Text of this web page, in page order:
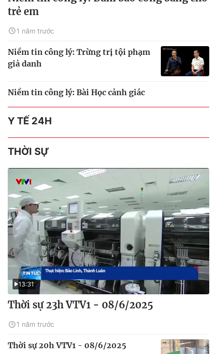
trẻ em
1 năm trước
Niềm tin công lý: Trừng trị tội phạm
giả danh
Niềm tin công lý: Bài Học cảnh giác
Y TẾ 24H
THỜI SỰ
13:31
Thời sự 23h VTV1 - 08/6/2025
1 năm trước
Thời sự 20h VTV1 - 08/6/2025